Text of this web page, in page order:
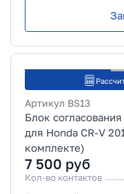
Артикул BS13
Блок
для Honda CR-V
комплекте)
7 500 руб
Кол-во контактов